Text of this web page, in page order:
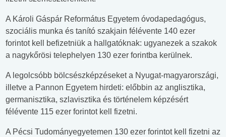
A Károli Gáspár Református Egyetem óvodapedagógus,
szociális munka és tanító szakjain félévente 140 ezer
forintot kell befizetniük a hallgatóknak: ugyanezek a szakok
a nagykőrösi telephelyen 130 ezer forintba kerülnek.
A legolcsóbb bölcsészképzéseket a Nyugat-magyarországi,
illetve a Pannon Egyetem hirdeti: előbbin az anglisztika,
germanisztika, szlavisztika és történelem képzésért
félévente 115 ezer forintot kell fizetni.
A Pécsi Tudományegyetemen 130 ezer forintot kell fizetni az